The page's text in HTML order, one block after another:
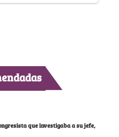
que investigaba a su jefe,